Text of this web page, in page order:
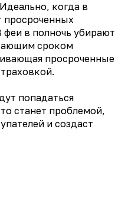
когда в
просроченных
в полночь убирают
сроком
просроченные
попадаться
станет проблемой,
и создаст